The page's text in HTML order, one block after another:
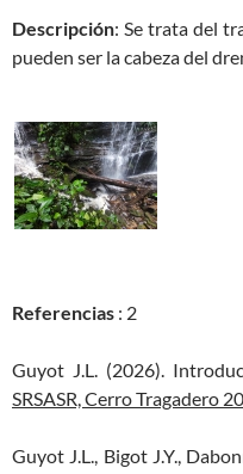
Descripción: Se trata del
pueden ser la cabeza del
Referencias : 2
Guyot J.L. (2026).
SRSASR, Cerro Tragadero
Guyot J.L., Bigot J.Y.,